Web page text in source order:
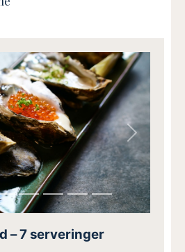
Next
– 7 serveringer